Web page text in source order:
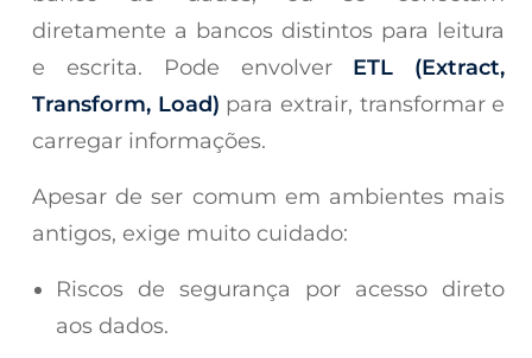
diretamente a bancos distintos para leitura
e escrita. Pode envolver
ETL (Extract,
Transform, Load) para extrair, transformar e
carregar informações.
Apesar de ser comum em ambientes mais
antigos, exige muito cuidado:
Riscos de segurança por acesso direto
aos dados.